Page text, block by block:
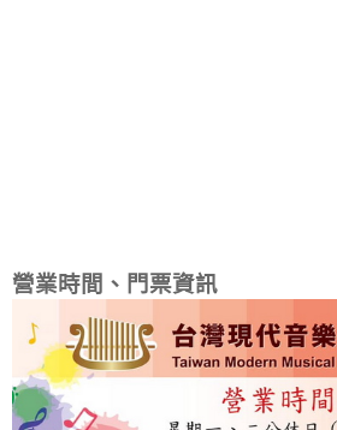
營業時間、門票資訊